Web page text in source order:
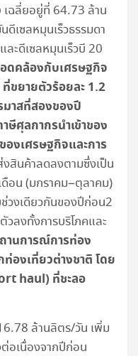
เฉลี่ยอยู่ที่ 64.73 ล้าน
เซลหมุนเร็วธรรมดา
ะดีเซลหมุนเร็วบี 20
ดคล้องกับเศรษฐกิจ
ขยายตัวร้อยละ 1.2
มาสที่สองของปี
ษีศุลกากรนำเข้าของ
องเศรษฐกิจและการ
สินค้าลดลงตามซึ่งเป็น
ดือน (มกราคม–ตุลาคม)
วงเดียวกันของปีก่อน2
วลงทั้งการบริโภคและ
านการณ์การท่อง
องเที่ยวต่างชาติ โดย
haul) ที่ชะลอ
ล้านลิตร/วัน เพิ่ม
อเนื่องจากปีก่อน